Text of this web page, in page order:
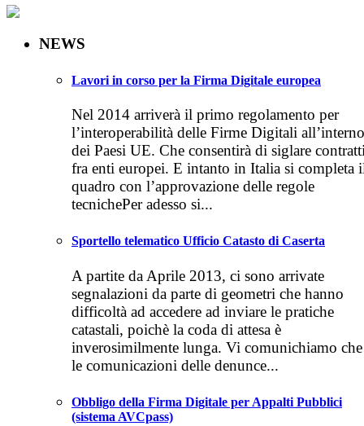
NEWS
Lavori in corso per la Firma Digitale europea
Nel 2014 arriverà il primo regolamento per
l’interoperabilità delle Firme Digitali all’interno
dei Paesi UE. Che consentirà di siglare
fra enti europei. E intanto in Italia si completa
quadro con l’approvazione delle regole
tecnichePer adesso si...
Sportello telematico Ufficio Catasto di Caserta
A partite da Aprile 2013, ci sono arrivate
segnalazioni da parte di geometri che hanno
difficoltà ad accedere ad inviare le pratiche
catastali, poichè la coda di attesa è
inverosimilmente lunga. Vi comunichiamo che
le comunicazioni delle denunce...
Obbligo della Firma Digitale per Appalti Pubblici
(sistema AVCpass)